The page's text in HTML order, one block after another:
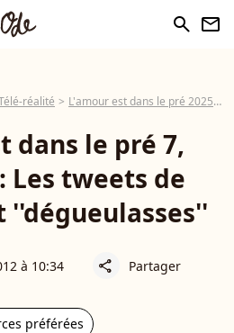
search newsletter
réalité L'amour est dans le pré 2025
dans le pré 7,
Les tweets de
''dégueulasses''
à 10:34 share Partager
préférées